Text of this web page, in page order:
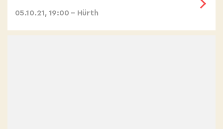
05.10.21, 19:00 – Hürth